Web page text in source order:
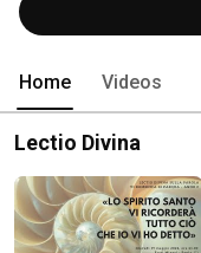
Home Videos
Lectio Divina